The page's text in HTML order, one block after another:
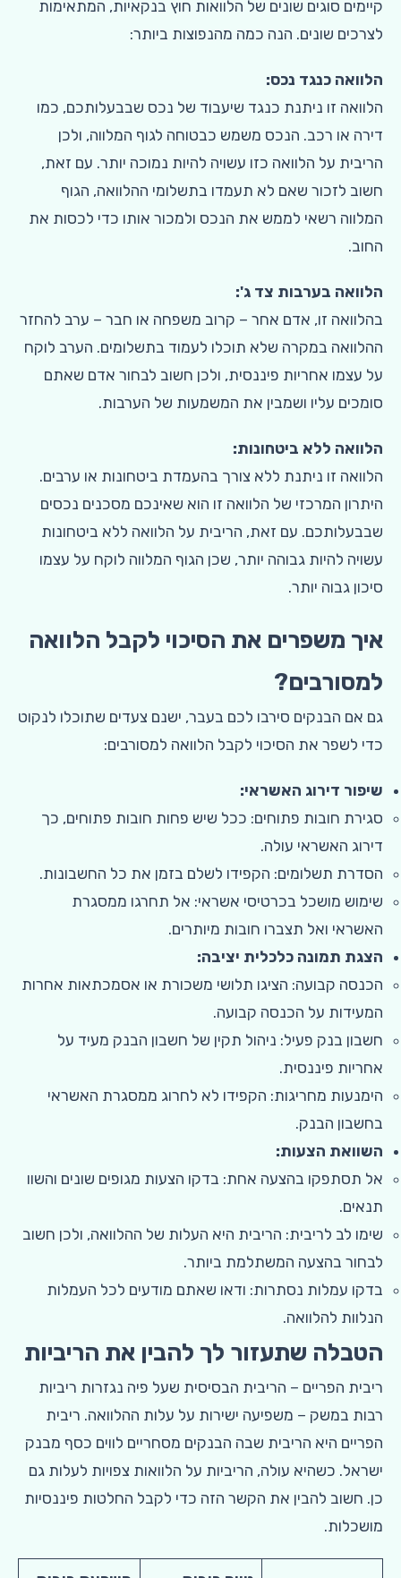
קיימים סוגים שונים של הלוואות חוץ בנקאיות, המתאימות
לצרכים שונים. הנה כמה מהנפוצות ביותר:
הלוואה כנגד נכס:
הלוואה זו ניתנת כנגד שיעבוד של נכס שבבעלותכם, כמו
דירה או רכב. הנכס משמש כבטוחה לגוף המלווה, ולכן
הריבית על הלוואה כזו עשויה להיות נמוכה יותר. עם זאת,
חשוב לזכור שאם לא תעמדו בתשלומי ההלוואה, הגוף
המלווה רשאי לממש את הנכס ולמכור אותו כדי לכסות את
החוב.
הלוואה בערבות צד ג':
בהלוואה זו, אדם אחר – קרוב משפחה או חבר – ערב להחזר
ההלוואה במקרה שלא תוכלו לעמוד בתשלומים. הערב לוקח
על עצמו אחריות פיננסית, ולכן חשוב לבחור אדם שאתם
סומכים עליו ושמבין את המשמעות של הערבות.
הלוואה ללא ביטחונות:
הלוואה זו ניתנת ללא צורך בהעמדת ביטחונות או ערבים.
היתרון המרכזי של הלוואה זו הוא שאינכם מסכנים נכסים
שבבעלותכם. עם זאת, הריבית על הלוואה ללא ביטחונות
עשויה להיות גבוהה יותר, שכן הגוף המלווה לוקח על עצמו
סיכון גבוה יותר.
איך משפרים את הסיכוי לקבל הלוואה
למסורבים?
גם אם הבנקים סירבו לכם בעבר, ישנם צעדים שתוכלו לנקוט
כדי לשפר את הסיכוי לקבל הלוואה למסורבים:
שיפור דירוג האשראי:
סגירת חובות פתוחים: ככל שיש פחות חובות פתוחים, כך
דירוג האשראי עולה.
הסדרת תשלומים: הקפידו לשלם בזמן את כל החשבונות.
שימוש מושכל בכרטיסי אשראי: אל תחרגו ממסגרת
האשראי ואל תצברו חובות מיותרים.
הצגת תמונה כלכלית יציבה:
הכנסה קבועה: הציגו תלושי משכורת או אסמכתאות אחרות
המעידות על הכנסה קבועה.
חשבון בנק פעיל: ניהול תקין של חשבון הבנק מעיד על
אחריות פיננסית.
הימנעות מחריגות: הקפידו לא לחרוג ממסגרת האשראי
בחשבון הבנק.
השוואת הצעות:
אל תסתפקו בהצעה אחת: בדקו הצעות מגופים שונים והשוו
תנאים.
שימו לב לריבית: הריבית היא העלות של ההלוואה, ולכן חשוב
לבחור בהצעה המשתלמת ביותר.
בדקו עמלות נסתרות: ודאו שאתם מודעים לכל העמלות
הנלוות להלוואה.
הטבלה שתעזור לך להבין את הריביות
ריבית הפריים – הריבית הבסיסית שעל פיה נגזרות ריביות
רבות במשק – משפיעה ישירות על עלות ההלוואה. ריבית
הפריים היא הריבית שבה הבנקים מסחריים לווים כסף מבנק
ישראל. כשהיא עולה, הריביות על הלוואות צפויות לעלות גם
כן. חשוב להבין את הקשר הזה כדי לקבל החלטות פיננסיות
מושכלות.